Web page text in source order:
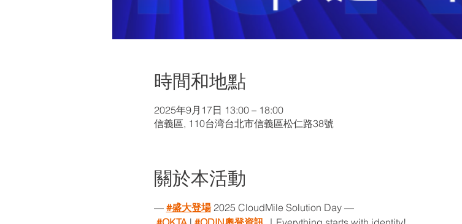
時間和地點
2025年9月17日 13:00 – 18:00
信義區, 110台湾台北市信義區松仁路38號
關於本活動
— #盛大登場 2025 CloudMile Solution Day —